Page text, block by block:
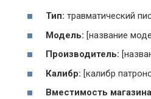
Тип: травматический
Модель: [название
Производитель:
Калибр: [калибр
Вместимость